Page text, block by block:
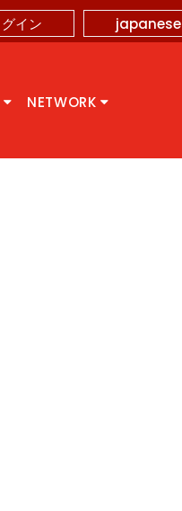
japanese
イン
NETWORK